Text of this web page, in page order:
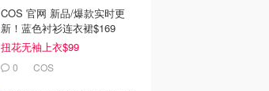
COS 官网 新品/爆款实时更
新！蓝色衬衫连衣裙$169
扭花无袖上衣$99
0 COS